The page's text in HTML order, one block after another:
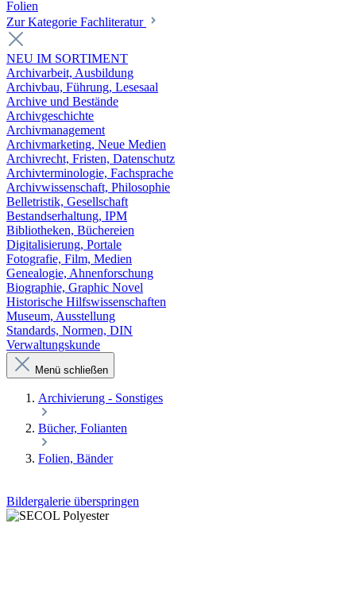
Folien
Zur Kategorie Fachliteratur
NEU IM SORTIMENT
Archivarbeit, Ausbildung
Archivbau, Führung, Lesesaal
Archive und Bestände
Archivgeschichte
Archivmanagement
Archivmarketing, Neue Medien
Archivrecht, Fristen, Datenschutz
Archivterminologie, Fachsprache
Archivwissenschaft, Philosophie
Belletristik, Gesellschaft
Bestandserhaltung, IPM
Bibliotheken, Büchereien
Digitalisierung, Portale
Fotografie, Film, Medien
Genealogie, Ahnenforschung
Biographie, Graphic Novel
Historische Hilfswissenschaften
Museum, Ausstellung
Standards, Normen, DIN
Verwaltungskunde
Menü schließen
Archivierung - Sonstiges
Bücher, Folianten
Folien, Bänder
Bildergalerie überspringen